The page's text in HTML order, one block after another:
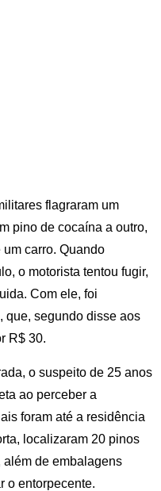
flagraram um
pino de cocaína a outro,
carro. Quando
o motorista tentou fugir,
Com ele, foi
que, segundo disse aos
R$ 30.
o suspeito de 25 anos
ao perceber a
foram até a residência
localizaram 20 pinos
de embalagens
o entorpecente.